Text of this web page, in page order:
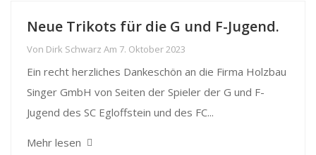
Neue Trikots für die G und F-Jugend.
Von Dirk Schwarz Am 7. Oktober 2023
Ein recht herzliches Dankeschön an die Firma Holzbau
Singer GmbH von Seiten der Spieler der G und F-
Jugend des SC Egloffstein und des FC...
Mehr lesen